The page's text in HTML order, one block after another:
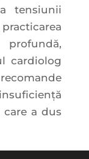
tensiunii
cardiolog
care a dus